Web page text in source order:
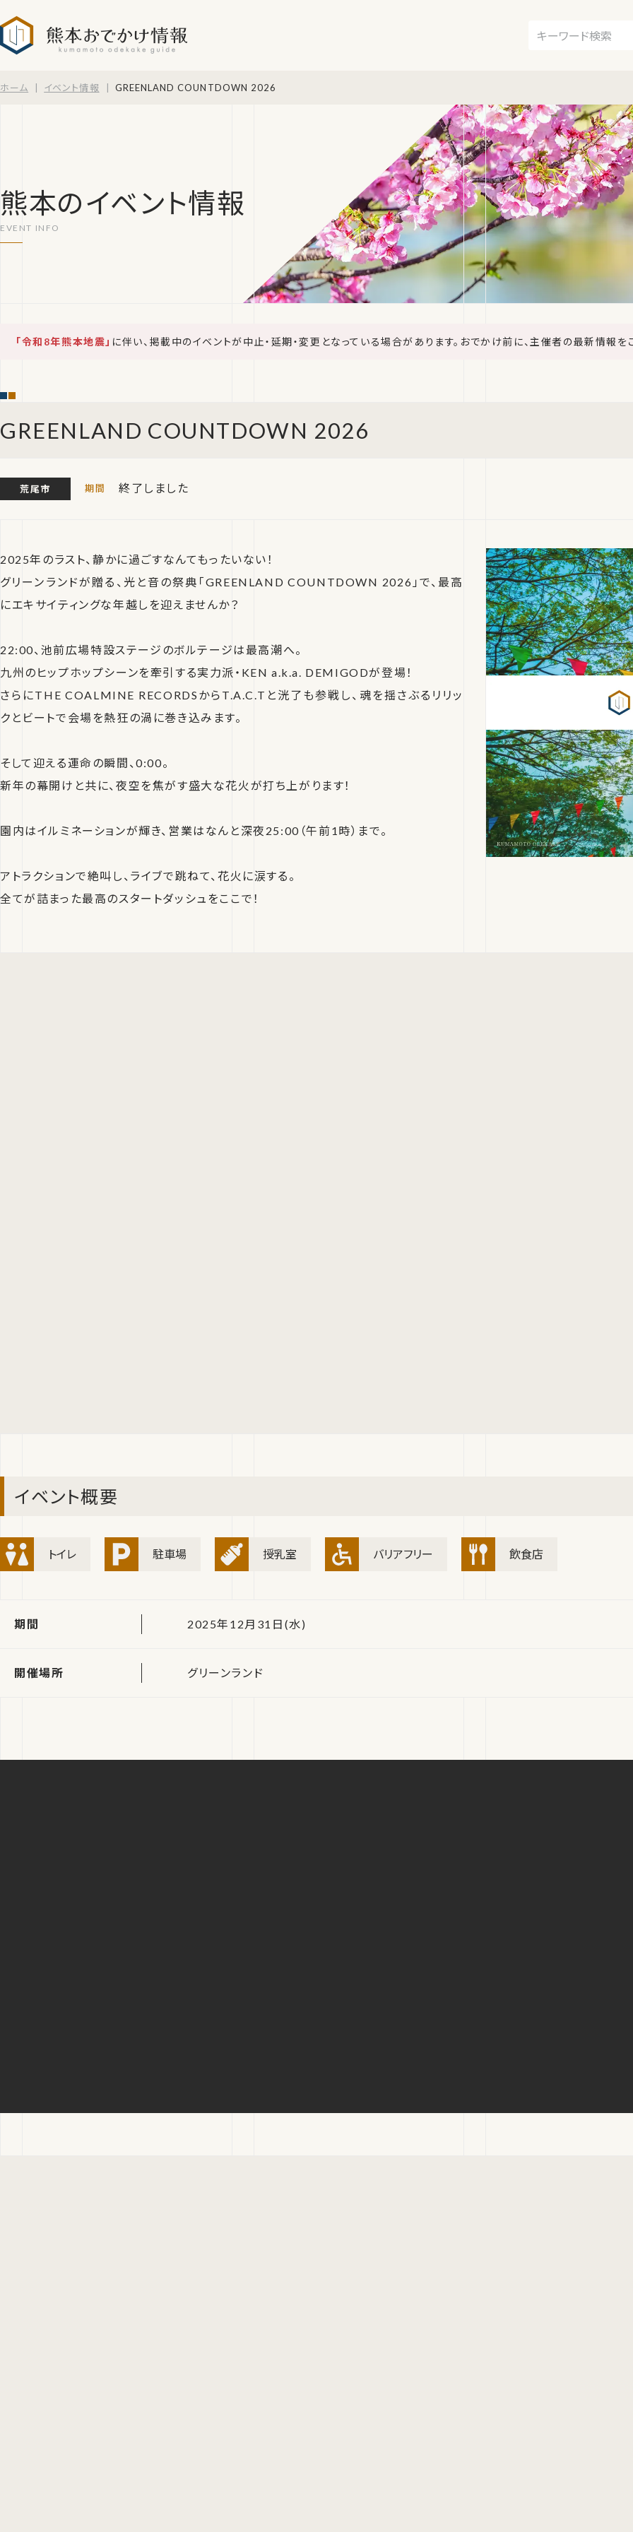
ホーム イベント情報 GREENLAND COUNTDOWN 2026
熊本のイベント情報
「令和8年熊本地震」 に伴い、掲載中のイベントが中止・延期・変更となっている場合があります。おでかけ前に、主催者の最新情報を
GREENLAND COUNTDOWN 2026
荒尾市 終了しました
2025年のラスト、静かに過ごすなんてもったいない！
グリーンランドが贈る、光と音の祭典「GREENLAND COUNTDOWN 2026」で、最高
にエキサイティングな年越しを迎えませんか？
22:00、池前広場特設ステージのボルテージは最高潮へ。
九州のヒップホップシーンを牽引する実力派・KEN a.k.a. DEMIGODが登場！
さらにTHE COALMINE RECORDSからT.A.C.Tと洸了も参戦し、魂を揺さぶるリリッ
クとビートで会場を熱狂の渦に巻き込みます。
そして迎える運命の瞬間、0:00。
新年の幕開けと共に、夜空を焦がす盛大な花火が打ち上がります！
園内はイルミネーションが輝き、営業はなんと深夜25:00（午前1時）まで。
アトラクションで絶叫し、ライブで跳ねて、花火に涙する。
全てが詰まった最高のスタートダッシュをここで！
イベント概要
トイレ 駐車場 授乳室 バリアフリー 飲食店
期間 2025年12月31日(水)
開催場所 グリーンランド